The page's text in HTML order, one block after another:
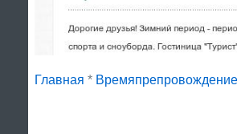
Главная * Времяпрепровождение